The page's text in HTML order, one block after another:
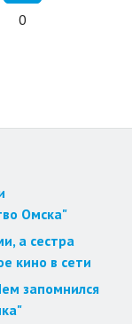
0
Омска"
а сестра
кино в сети
запомнился